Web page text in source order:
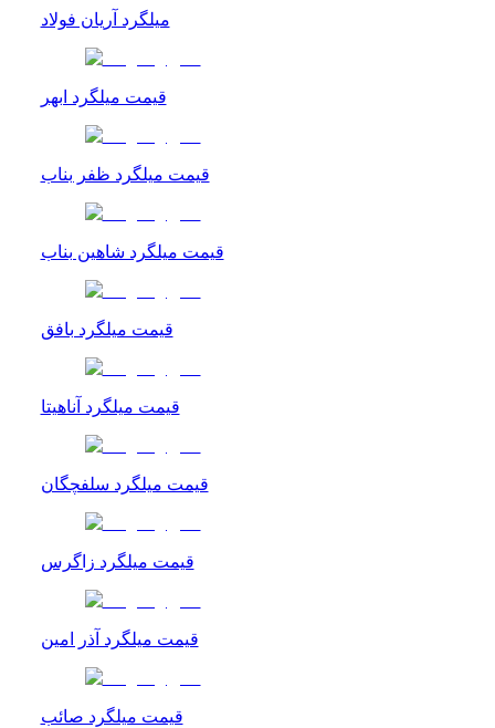
میلگرد آریان فولاد
قیمت میلگرد ابهر
قیمت میلگرد ظفر بناب
قیمت میلگرد شاهین بناب
قیمت میلگرد بافق
قیمت میلگرد آناهیتا
قیمت میلگرد سلفچگان
قیمت میلگرد زاگرس
قیمت میلگرد آذر امین
قیمت میلگرد صائب